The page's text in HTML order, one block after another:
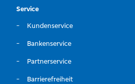
Service
Kundenservice
Bankenservice
Partnerservice
Barrierefreiheit